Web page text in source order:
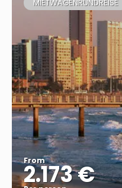
MIETWAGENRUNDREISE
From
2.173 €